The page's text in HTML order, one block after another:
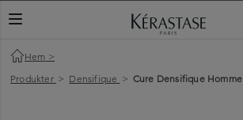
VÄXLA NAVIGERING
Hem >
Produkter > Densifique > Cure Densifique Homme